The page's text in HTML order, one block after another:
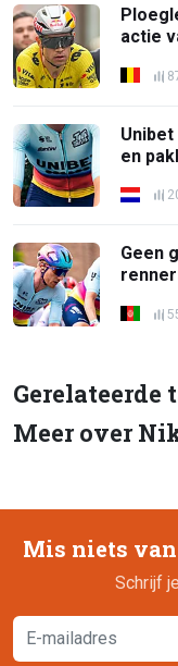
actie
en
Geen
Gerelateerde
Meer over
Mis niets
Schrijf